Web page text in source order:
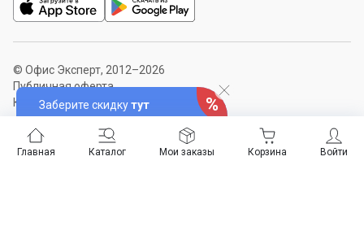
Главная Каталог Войти
Мои заказы Корзина
Заберите скидкутут
© Офис Эксперт, 2012–2026
Публичная оферта
Карта сайта